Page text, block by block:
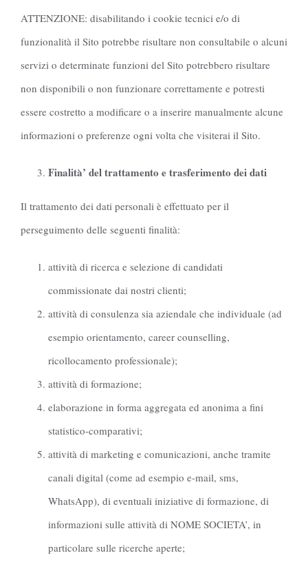
ATTENZIONE: disabilitando i cookie tecnici e/o di
funzionalità il Sito potrebbe risultare non consultabile o alcuni
servizi o determinate funzioni del Sito potrebbero risultare
non disponibili o non funzionare correttamente e potresti
essere costretto a modificare o a inserire manualmente alcune
informazioni o preferenze ogni volta che visiterai il Sito.
Finalità’ del trattamento e trasferimento dei dati
Il trattamento dei dati personali è effettuato per il
perseguimento delle seguenti finalità:
attività di ricerca e selezione di candidati
commissionate dai nostri clienti;
attività di consulenza sia aziendale che individuale (ad
esempio orientamento, career counselling,
ricollocamento professionale);
attività di formazione;
elaborazione in forma aggregata ed anonima a fini
statistico-comparativi;
attività di marketing e comunicazioni, anche tramite
canali digital (come ad esempio e-mail, sms,
WhatsApp), di eventuali iniziative di formazione, di
informazioni sulle attività di NOME SOCIETA’, in
particolare sulle ricerche aperte;